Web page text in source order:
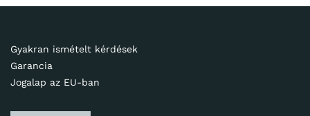
Gyakran ismételt kérdések
Garancia
Jogalap az EU-ban